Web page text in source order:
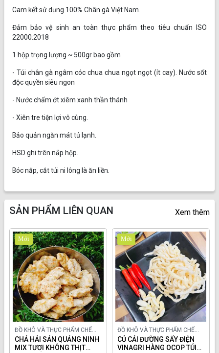
Cam kết sử dụng 100% Chân gà Việt Nam.
Đảm bảo vệ sinh an toàn thực phẩm theo tiêu chuẩn ISO
22000:2018
1 hộp trọng lượng ~ 500gr bao gồm
- Túi chân gà ngâm cóc chua chua ngọt ngọt (ít cay). Nước sốt
độc quyền siêu ngon
- Nước chấm ớt xiêm xanh thần thánh
- Xiên tre tiện lợi vô cùng.
Bảo quản ngăn mát tủ lạnh.
HSD ghi trên nắp hộp.
Bóc nắp, cắt túi ni lông là ăn liền.
SẢN PHẨM LIÊN QUAN Xem thêm
ĐỒ KHÔ VÀ THỰC PHẨM CHẾ
BIẾN TRONG NƯỚC
CHẢ HẢI SẢN QUẢNG NINH
MIX TƯƠI KHÔNG THỊT
Mới
ĐỒ KHÔ VÀ THỰC PHẨM CHẾ
BIẾN TRONG NƯỚC
CỦ CẢI ĐƯỜNG SẤY ĐIỆN
VINAGRI HÀNG OCOP TÚI
Mới